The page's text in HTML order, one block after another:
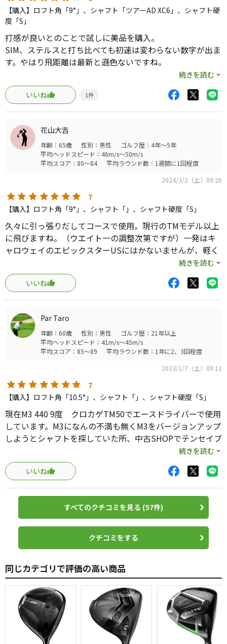
【購入】ロフト角「9°」、シャフト「ツアーAD XC6」、シャフト硬
度「S」
打感が良いとのことで試しに美品を購入。
SIM、ステルスと打ち比べても初速は変わらない数字が出ま
す。やはり飛距離は最新と遜色ないですね。
驚いたのが打感。M2からM3、SIMと使ってきましたがこの
M5はテーラーらしくない柔らかな打感で打ってて気持ちい
いです。
ただSIMよりはつかまらないし曲がりやすいし難しいです
ね。
弾道も低くなりがちで、しっかり振らないと絶対につかま
らないです。
構えたときにかなり良い顔をしていて、自分はフェードの
続きを読む
いいね
1件
花山大吉
年齢：65歳 性別：男性
ゴルフ歴：4年～5年
平均ヘッドスピード：46m/s～50m/s
平均スコア：80～84
平均ラウンド数：1週間に1回程度
2024/3/2（土）09:26
7
【購入】ロフト角「9°」、シャフト「」、シャフト硬度「S」
久々に引っ張りだしてコースで使用。現行のTMモデル以上
に飛びますね。（ウエイト一の調整次第ですが）一発はキ
ャロウェイのエピックスターUSにはかないませんが、軽く
振っても安定して270前後は出ます。振れば３００オーバ
ー。
最新が最良とは限りません。おそらく10年くらい前から各
社製品はそんなに飛距離に大差はないですね。
毎回、飛ぶ、飛ぶと宣伝してますが、それなら誰が振って
も300ヤード超えですからね。ここ２０年で見たら400ヤー
ド行ってもおかしくありませんから(笑)
とにかくウェイト調整付きは飛ぶと思います。
シャフトの選択次第ではかなり期待が持てるクラブ
続きを読む
いいね
Par Taro
年齢：60歳 性別：男性
ゴルフ歴：21年以上
平均ヘッドスピード：41m/s～45m/s
平均スコア：85～89
平均ラウンド数：1年に2、3回程度
2023/1/7（土）09:11
7
【購入】ロフト角「10.5°」、シャフト「」、シャフト硬度「S」
現在M3 440 9度 クロカゲTM50でエースドライバーで使用
しています。M3になんの不満も無くM3をバージョンアップ
しようとシャフトを探していた所、中古SHOPでテンセイブ
ルーの挿さったM5 460を発見。値段を見ると純正シャフト
外という事でお値段もシャフト単品を大幅に下回るお値段
だったので即購入してしまいました。M3にシャフトを挿し
替える前にM5を試打した所、うむぅ？初速が速い？練習場
のネットに当たるのが早く感じなかなかの印象でした。翌
日、250Yある河川敷の練習場へ持ち込み飛距離と球筋を確
認した結果です。M3との比較です
飛距離：M3よりも10-15Y伸びたでしょうか？M3で届かな
かった250Y先のネットに届きます！
の高低もコントロールできる
打感：M3は芯を外すと顕著に手応えが変わりますがM５は
柔らかく芯を外したのが解らないイメージ。これはこれ
で？マークもつきますが芯を外しても飛距離が変わらない
のは良いかと思います。あまりにも解らないのでシールを
フェイスに貼って試したくらいです。
続きを読む
いいね
すべてのクチコミを見る (57件)
クチコミをする
同じカテゴリで評価の高い商品